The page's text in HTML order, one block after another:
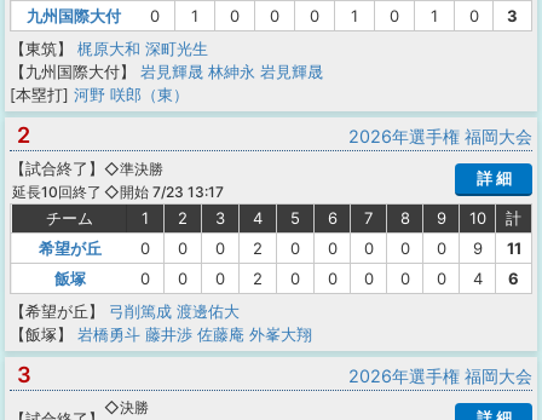
九州国際大付
0 1 0 0 0 1 0 1 0
3
【東筑】
梶原大和 深町光生
【九州国際大付】
岩見輝晟 林紳永 岩見輝晟
[本塁打] 河野 咲郎（東）
2 2026年選手権 福岡大会
【試合終了 】
延長10回終了
◇準決勝
◇開始 7/23 13:17
詳 細
チーム 1 2 3 4 5 6 7 8 9 10
計
希望が丘
0 0 0 2 0 0 0 0 0 9
11
飯塚
0 0 0 2 0 0 0 0 0 4
6
【希望が丘】
弓削篤成 渡邊佑大
【飯塚】
岩橋勇斗 藤井渉 佐藤庵 外峯大翔
3 2026年選手権 福岡大会
◇決勝